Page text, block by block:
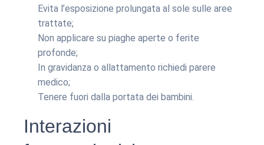
Evita l’esposizione prolungata al sole sulle aree
trattate;
Non applicare su piaghe aperte o ferite
profonde;
In gravidanza o allattamento richiedi parere
medico;
Tenere fuori dalla portata dei bambini.
Interazioni